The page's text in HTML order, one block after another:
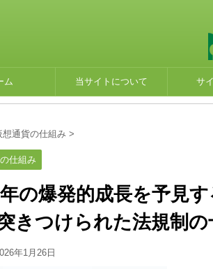
ム 当サイトについて サ
想通貨の仕組み >
仕組み
の爆発的成長を予見
きつけられた法規制の
年1月26日